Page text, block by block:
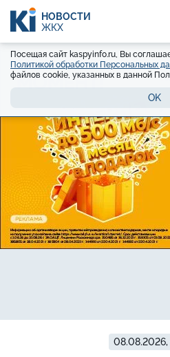
НОВОСТИ
ЖКХ
Посещая сайт kaspyinfo.ru, Вы
Политикой обработки Персональных
файлов cookie, указанных в данной
OK
08.08.2026,